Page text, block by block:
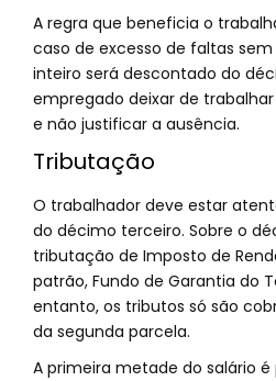
A regra que beneficia o
caso de excesso de faltas
inteiro será descontado do
empregado deixar de trabalhar
e não justificar a ausência.
Tributação
O trabalhador deve estar
do décimo terceiro. Sobre o
tributação de Imposto de
patrão, Fundo de Garantia do
entanto, os tributos só são
da segunda parcela.
A primeira metade do salário